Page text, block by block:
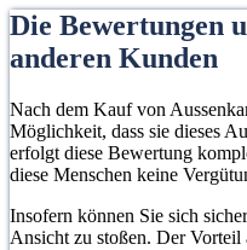
Die Bewertungen
anderen Kunden
Nach dem Kauf von
Möglichkeit, dass sie dieses
erfolgt diese Bewertung
diese Menschen keine
Insofern können Sie sich
Ansicht zu stoßen. Der